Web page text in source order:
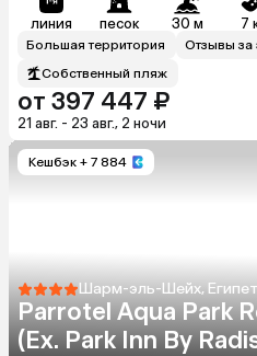
линия песок 30 м 7
Большая территория
Отзывы за
Собственный пляж
от 397 447 ₽
21 авг. - 23 авг., 2 ночи
Кешбэк + 7 884
Шарм-эль-Шейх, Египет
Parrotel Aqua Park
(Ex. Park Inn By